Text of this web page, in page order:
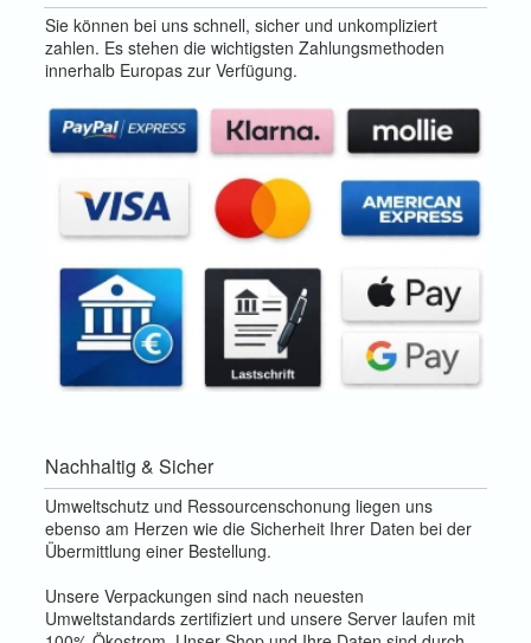
Sie können bei uns schnell, sicher und unkompliziert
zahlen. Es stehen die wichtigsten Zahlungsmethoden
innerhalb Europas zur Verfügung.
Nachhaltig & Sicher
Umweltschutz und Ressourcenschonung liegen uns
ebenso am Herzen wie die Sicherheit Ihrer Daten bei der
Übermittlung einer Bestellung.
Unsere Verpackungen sind nach neuesten
Umweltstandards zertifiziert und unsere Server laufen mit